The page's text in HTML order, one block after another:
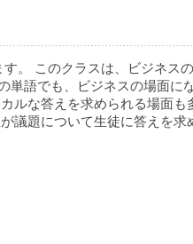
。 このクラスは、ビジネス
単語でも、ビジネスの場面に
ルな答えを求められる場面も
議題について生徒に答えを求